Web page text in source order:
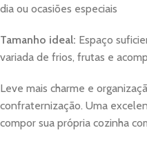
dia ou ocasiões especiais
Tamanho ideal: Espaço
variada de frios, frutas e
Leve mais charme e
confraternização. Uma
compor sua própria cozinha